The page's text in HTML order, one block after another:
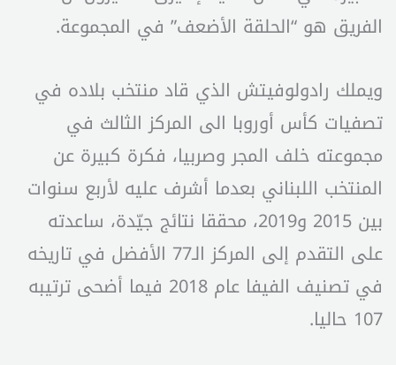
الفريق هو “الحلقة الأضعف” في المجموعة.
ويملك رادولوفيتش الذي قاد منتخب بلاده في
تصفيات كأس أوروبا الى المركز الثالث في
مجموعته خلف المجر وصربيا، فكرة كبيرة عن
المنتخب اللبناني بعدما أشرف عليه لأربع سنوات
بين 2015 و2019، محققا نتائج جيّدة، ساعدته
على التقدم إلى المركز الـ77 الأفضل في تاريخه
في تصنيف الفيفا عام 2018 فيما أضحى ترتيبه
107 حاليا.